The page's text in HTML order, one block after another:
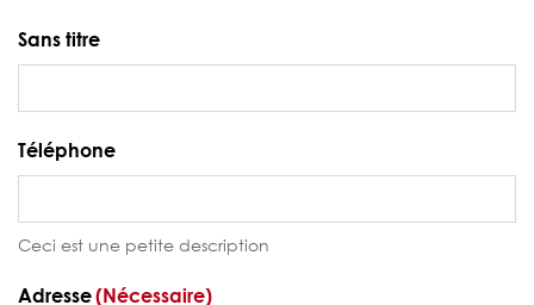
Sans titre
Téléphone
Ceci est une petite description
Adresse(Nécessaire)